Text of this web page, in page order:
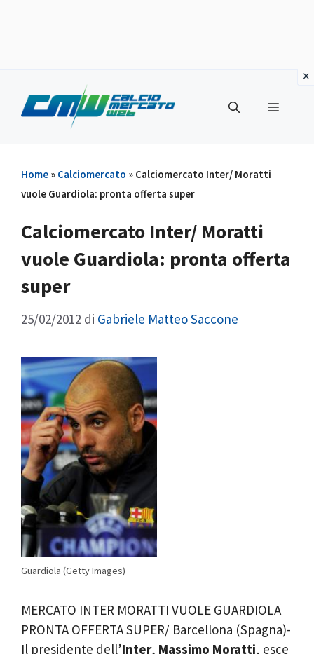
contenuto
Menu
Home » Calciomercato » Calciomercato Inter/ Moratti
vuole Guardiola: pronta offerta super
Calciomercato Inter/ Moratti
vuole Guardiola: pronta offerta
super
25/02/2012 di Gabriele Matteo Saccone
Guardiola (Getty Images)
MERCATO INTER MORATTI VUOLE GUARDIOLA
PRONTA OFFERTA SUPER/ Barcellona (Spagna)-
Il presidente dell’Inter, Massimo Moratti, esce